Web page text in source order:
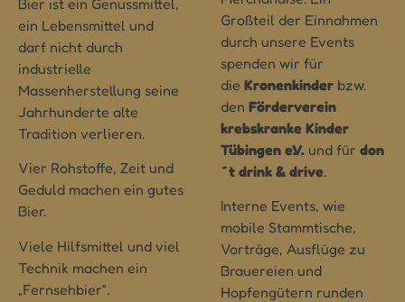
ein Lebensmittel und
darf nicht durch
industrielle
Massenherstellung seine
Jahrhunderte alte
Tradition verlieren.
Vier Rohstoffe, Zeit und
Geduld machen ein gutes
Bier.
Viele Hilfsmittel und viel
Technik machen ein
„Fernsehbier“.
Großteil der Einnahmen
durch unsere Events
spenden wir für
die Kronenkinder bzw.
den Förderverein
krebskranke Kinder
Tübingen e.V. und für don
´t drink & drive.
Interne Events, wie
mobile Stammtische,
Vorträge, Ausflüge zu
Brauereien und
Hopfengütern runden